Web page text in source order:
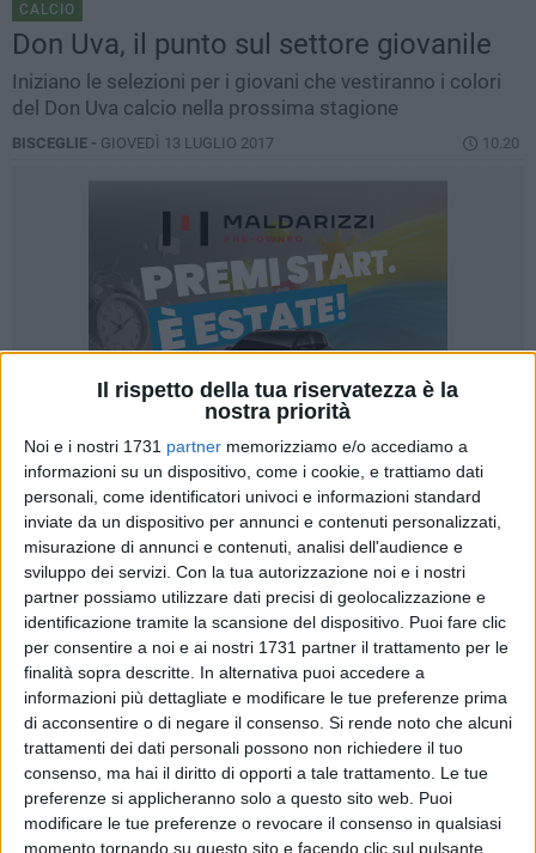
Il rispetto della tua riservatezza è la
nostra priorità
Noi e i nostri 1731 partner memorizziamo e/o accediamo a
informazioni su un dispositivo, come i cookie, e trattiamo dati
personali, come identificatori univoci e informazioni standard
inviate da un dispositivo per annunci e contenuti personalizzati,
misurazione di annunci e contenuti, analisi dell'audience e
sviluppo dei servizi. Con la tua autorizzazione noi e i nostri
partner possiamo utilizzare dati precisi di geolocalizzazione e
identificazione tramite la scansione del dispositivo. Puoi fare clic
per consentire a noi e ai nostri 1731 partner il trattamento per le
finalità sopra descritte. In alternativa puoi accedere a
informazioni più dettagliate e modificare le tue preferenze prima
di acconsentire o di negare il consenso. Si rende noto che alcuni
trattamenti dei dati personali possono non richiedere il tuo
consenso, ma hai il diritto di opporti a tale trattamento. Le tue
preferenze si applicheranno solo a questo sito web. Puoi
modificare le tue preferenze o revocare il consenso in qualsiasi
momento tornando su questo sito e facendo clic sul pulsante
CALCIO
Don Uva, il punto sul settore giovanile
Iniziano le selezioni per i giovani che vestiranno i colori
del Don Uva calcio nella prossima stagione
BISCEGLIE - GIOVEDÌ 13 LUGLIO 2017 10.20
25
A cura di
CRISTINA SCARASCIULLO
La dirigenza dell'A.S.D. Don Uva ha reso note le date in cui
verranno selezionati i giovani contendenti per un posto nelle
squadre biancogialle nella prossima stagione.
Gli stage selettivi interesseranno i ragazzi nati tra il 2001 e il
2004 e si svolgeranno presso il campo "Don Uva" (ingresso
via Giovanni Bovio) a partire da giovedì 13 luglio dalle 17:30
per i giovanissimi e venerdì 14 luglio, sempre dalle 17:30 per